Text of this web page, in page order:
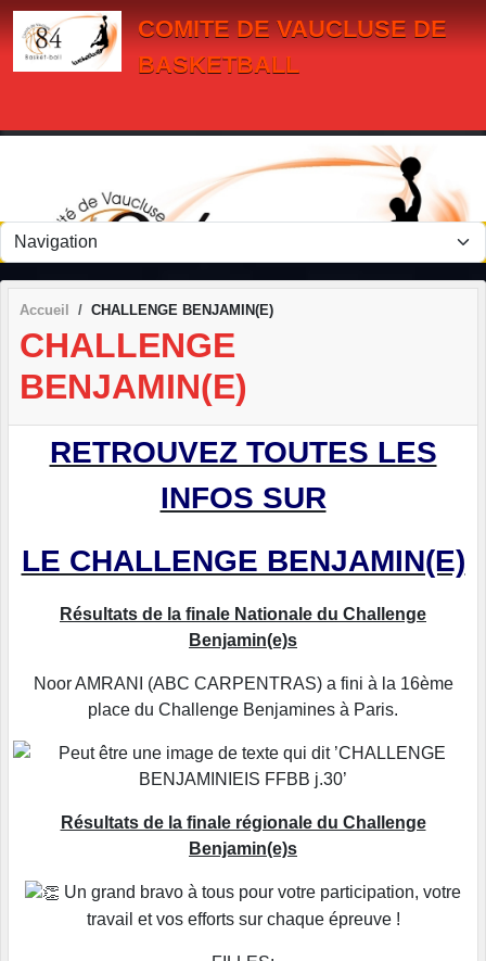
COMITE DE VAUCLUSE DE
BASKETBALL
Accueil CHALLENGE BENJAMIN(E)
CHALLENGE
BENJAMIN(E)
RETROUVEZ TOUTES LES
INFOS SUR
LE CHALLENGE BENJAMIN(E)
Résultats de la finale Nationale du Challenge
Benjamin(e)s
Noor AMRANI (ABC CARPENTRAS) a fini à la 16ème
place du Challenge Benjamines à Paris.
Résultats de la finale régionale du Challenge
Benjamin(e)s
Un grand bravo à tous pour votre participation, votre
travail et vos efforts sur chaque épreuve !
Panneau de gestion des cookies